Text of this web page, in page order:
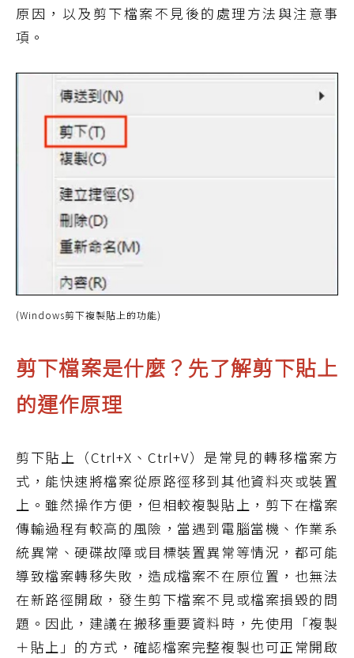
原因，以及剪下檔案不見後的處理方法與注意事
項。
(Windows剪下複製貼上的功能)
剪下檔案是什麼？先了解剪下貼上
的運作原理
剪下貼上（Ctrl+X、Ctrl+V）是常見的轉移檔案方
式，能快速將檔案從原路徑移到其他資料夾或裝置
上。雖然操作方便，但相較複製貼上，剪下在檔案
傳輸過程有較高的風險，當遇到電腦當機、作業系
統異常、硬碟故障或目標裝置異常等情況，都可能
導致檔案轉移失敗，造成檔案不在原位置，也無法
在新路徑開啟，發生剪下檔案不見或檔案損毀的問
題。因此，建議在搬移重要資料時，先使用「複製
＋貼上」的方式，確認檔案完整複製也可正常開啟